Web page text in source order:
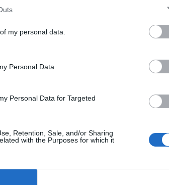
my personal data.
Personal Data.
Personal Data for Targeted
Retention, Sale, and/or Sharing
with the Purposes for which it